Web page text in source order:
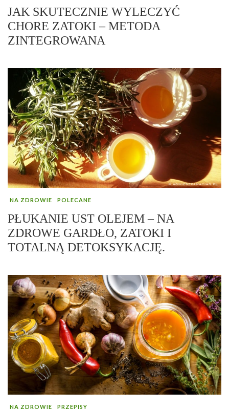
JAK SKUTECZNIE WYLECZYĆ
CHORE ZATOKI – METODA
ZINTEGROWANA
NA ZDROWIE POLECANE
PŁUKANIE UST OLEJEM – NA
ZDROWE GARDŁO, ZATOKI I
TOTALNĄ DETOKSYKACJĘ.
NA ZDROWIE PRZEPISY